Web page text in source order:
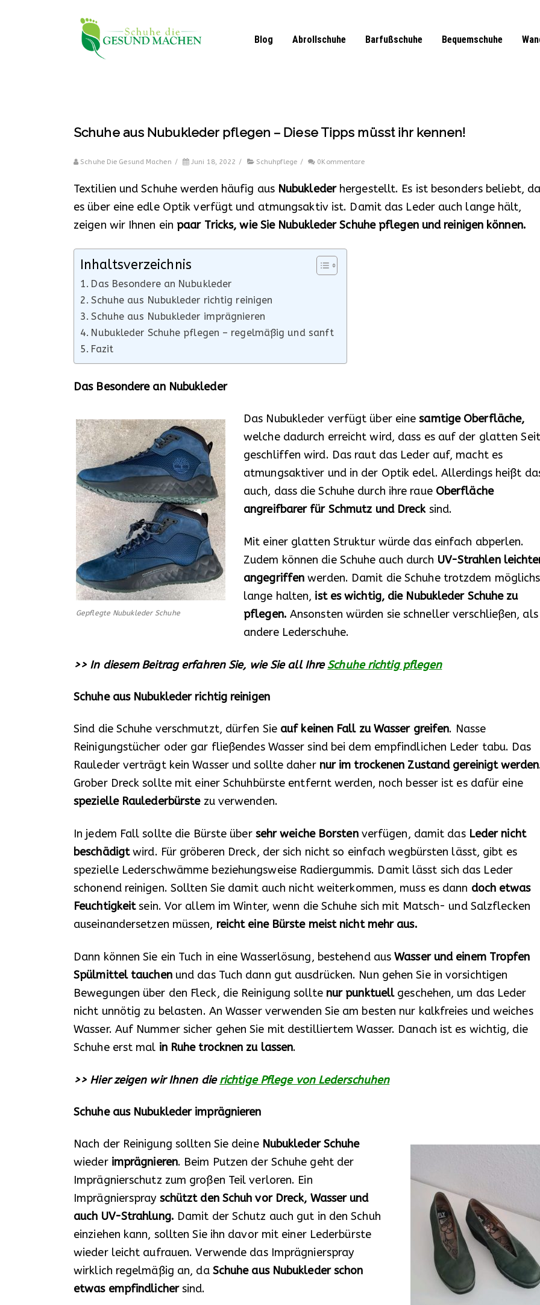
Blog Abrollschuhe Barfußschuhe Bequemschuhe
Schuhe aus Nubukleder pflegen – Diese Tipps müsst ihr kennen!
Schuhe Die Gesund Machen / Juni 18, 2022 / Schuhpflege / 0Kommentare
Textilien und Schuhe werden häufig aus Nubuklederhergestellt. Es ist besonders beliebt,
es über eine edle Optik verfügt und atmungsaktiv ist. Damit das Leder auch lange hält,
zeigen wir Ihnen ein paar Tricks, wie Sie Nubukleder Schuhe pflegen und reinigen können.
Inhaltsverzeichnis
Das Besondere an Nubukleder
Schuhe aus Nubukleder richtig reinigen
Schuhe aus Nubukleder imprägnieren
Nubukleder Schuhe pflegen – regelmäßig und sanft
Fazit
Das Besondere an Nubukleder
Gepflegte Nubukleder Schuhe
Das Nubukleder verfügt über einesamtige Oberfläche,
welche dadurch erreicht wird, dass es auf der glatten
geschliffen wird. Das raut das Leder auf, macht es
atmungsaktiver und in der Optik edel. Allerdings heißt
auch, dass die Schuhe durch ihre raue Oberfläche
angreifbarer für Schmutz und Drecksind.
Mit einer glatten Struktur würde das einfach abperlen.
Zudem können die Schuhe auch durch UV-Strahlen
angegriffen werden. Damit die Schuhe trotzdem
lange halten, ist es wichtig, die Nubukleder Schuhe zu
pflegen. Ansonsten würden sie schneller verschließen, als
andere Lederschuhe.
>> In diesem Beitrag erfahren Sie, wie Sie all IhreSchuhe richtig pflegen
Schuhe aus Nubukleder richtig reinigen
Sind die Schuhe verschmutzt, dürfen Sie auf keinen Fall zu Wasser greifen. Nasse
Reinigungstücher oder gar fließendes Wasser sind bei dem empfindlichen Leder tabu. Das
Rauleder verträgt kein Wasser und sollte daher nur im trockenen Zustand gereinigt werden
Grober Dreck sollte mit einer Schuhbürste entfernt werden, noch besser ist es dafür eine
spezielle Raulederbürstezu verwenden.
In jedem Fall sollte die Bürste über sehr weiche Borstenverfügen, damit das Leder nicht
beschädigtwird. Für gröberen Dreck, der sich nicht so einfach wegbürsten lässt, gibt es
spezielle Lederschwämme beziehungsweise Radiergummis. Damit lässt sich das Leder
schonend reinigen. Sollten Sie damit auch nicht weiterkommen, muss es dann doch etwas
Feuchtigkeitsein. Vor allem im Winter, wenn die Schuhe sich mit Matsch- und Salzflecken
auseinandersetzen müssen, reicht eine Bürste meist nicht mehr aus.
Dann können Sie ein Tuch in eine Wasserlösung, bestehend ausWasser und einem Tropfen
Spülmittel tauchenund das Tuch dann gut ausdrücken. Nun gehen Sie in vorsichtigen
Bewegungen über den Fleck, die Reinigung sollte nur punktuellgeschehen, um das Leder
nicht unnötig zu belasten. An Wasser verwenden Sie am besten nur kalkfreies und weiches
Wasser. Auf Nummer sicher gehen Sie mit destilliertem Wasser. Danach ist es wichtig, die
Schuhe erst mal in Ruhe trocknen zu lassen.
>> Hier zeigen wir Ihnen dierichtige Pflege von Lederschuhen
Schuhe aus Nubukleder imprägnieren
Nach der Reinigung sollten Sie deine Nubukleder Schuhe
wieder imprägnieren. Beim Putzen der Schuhe geht der
Imprägnierschutz zum großen Teil verloren. Ein
Imprägnierspray schützt den Schuh vor Dreck, Wasser und
auch UV-Strahlung. Damit der Schutz auch gut in den Schuh
einziehen kann, sollten Sie ihn davor mit einer Lederbürste
wieder leicht aufrauen. Verwende das Imprägnierspray
wirklich regelmäßig an, da Schuhe aus Nubukleder schon
etwas empfindlichersind.